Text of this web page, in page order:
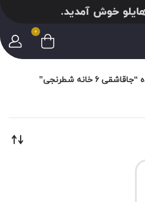
خوش آمدید.
0
6 خانه شطرنجی”